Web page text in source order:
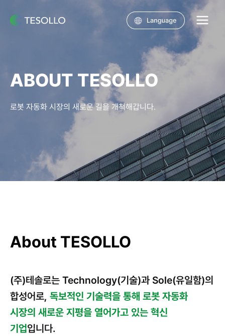
건너뛰기
Main
Menu
ABOUT TESOLLO
로봇 자동화 시장의 새로운 길을 개척해갑니다.
About TESOLLO
(주)테솔로는 Technology(기술)과 Sole(유일함)의
합성어로, 독보적인 기술력을 통해 로봇 자동화
시장의 새로운 지평을 열어가고 있는 혁신
기업입니다.